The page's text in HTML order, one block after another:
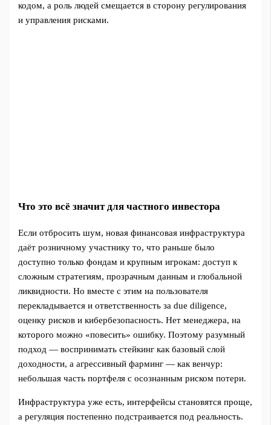
кодом, а роль людей смещается в сторону регулирования
и управления рисками.
Что это всё значит для частного инвестора
Если отбросить шум, новая финансовая инфраструктура
даёт розничному участнику то, что раньше было
доступно только фондам и крупным игрокам: доступ к
сложным стратегиям, прозрачным данным и глобальной
ликвидности. Но вместе с этим на пользователя
перекладывается и ответственность за due diligence,
оценку рисков и кибербезопасность. Нет менеджера, на
которого можно «повесить» ошибку. Поэтому разумный
подход — воспринимать стейкинг как базовый слой
доходности, а агрессивный фарминг — как венчур:
небольшая часть портфеля с осознанным риском потери.
Инфраструктура уже есть, интерфейсы становятся проще,
а регуляция постепенно подстраивается под реальность.